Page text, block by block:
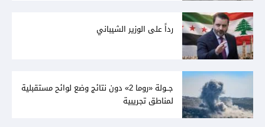
رداً على الوزير الشيباني
جــولة «روما 2» دون نتائج وضع لوائح مستقبلية
لمناطق تجريبية